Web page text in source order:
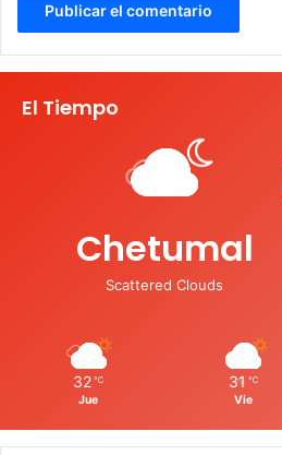
El Tiempo
Chetumal
Scattered Clouds
32 ℃
Jue
31 ℃
Vie